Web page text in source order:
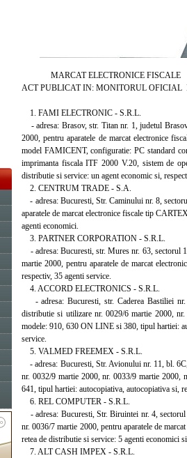
MARCAT ELECTRONICE FISCALE
ACT PUBLICAT IN: MONITORUL OFICIAL
1. FAMI ELECTRONIC - S.R.L.
- adresa: Brasov, str. Titan nr. 1, judetul
2000, pentru aparatele de marcat electronice
model FAMICENT, configuratie: PC standard
imprimanta fiscala ITF 2000 V.20, sistem de
distributie si service: un agent economic si,
2. CENTRUM TRADE - S.A.
- adresa: Bucuresti, Str. Caminului nr. 8,
aparatele de marcat electronice fiscale tip
agenti economici.
3. PARTNER CORPORATION - S.R.L.
- adresa: Bucuresti, str. Mures nr. 63, sectorul
martie 2000, pentru aparatele de marcat
respectiv, 35 agenti service.
4. ACCORD ELECTRONICS - S.R.L.
- adresa: Bucuresti, str. Caderea Bastiliei nr.
distributie si utilizare nr. 0029/6 martie 2000,
modele: 910, 630 ON LINE si 380, tipul hartiei:
service.
5. VALMED FREEMEX - S.R.L.
- adresa: Bucuresti, Str. Avionului nr. 11, bl.
nr. 0032/9 martie 2000, nr. 0033/9 martie
641, tipul hartiei: autocopiativa, autocopiativa si,
6. REL COMPUTER - S.R.L.
- adresa: Bucuresti, Str. Biruintei nr. 4,
nr. 0036/7 martie 2000, pentru aparatele de
retea de distributie si service: 5 agenti economici
7. ALT CASH IMPEX - S.R.L.